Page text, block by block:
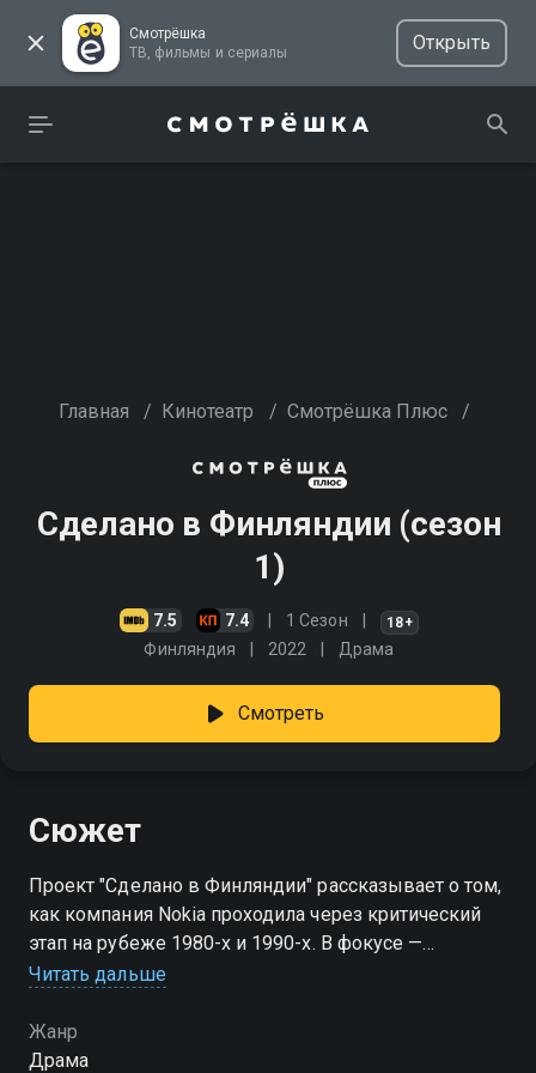
Смотрёшка
ТВ, фильмы и сериалы
Открыть
Главная / Кинотеатр / Смотрёшка Плюс /
Сделано в Финляндии (сезон
1)
7.5 7.4 1 Сезон 18+
Финляндия 2022 Драма
Смотреть
Сюжет
Проект "Сделано в Финляндии" рассказывает о том,
как компания Nokia проходила через критический
этап на рубеже 1980-х и 1990-х. В фокусе —
технические специалисты, юристы и руководители,
аппарат на планете, спасти бизнес от краха и
обогнать таких монстров рынка, как Motorola. Через
Читать дальше
Жанр
Драма